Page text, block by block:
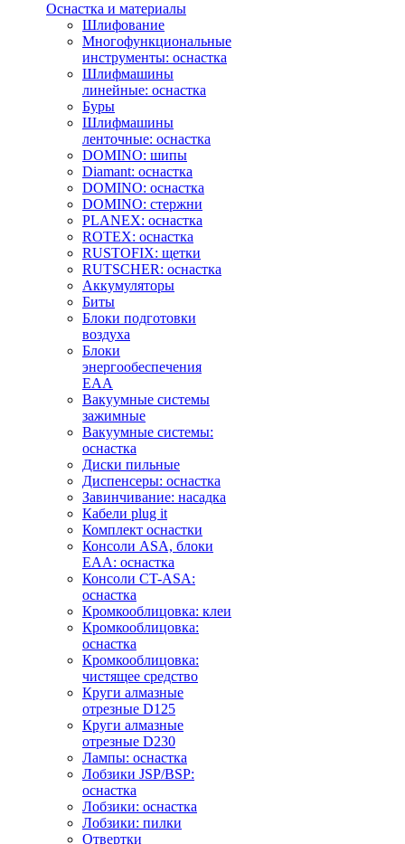
Оснастка и материалы
Шлифование
Многофункциональные
инструменты: оснастка
Шлифмашины
линейные: оснастка
Буры
Шлифмашины
ленточные: оснастка
DOMINO: шипы
Diamant: оснастка
DOMINO: оснастка
DOMINO: стержни
PLANEX: оснастка
ROTEX: оснастка
RUSTOFIX: щетки
RUTSCHER: оснастка
Аккумуляторы
Биты
Блоки подготовки
воздуха
Блоки
энергообеспечения
EAA
Вакуумные системы
зажимные
Вакуумные системы:
оснастка
Диски пильные
Диспенсеры: оснастка
Завинчивание: насадка
Кабели plug it
Комплект оснастки
Консоли ASA, блоки
EAA: оснастка
Консоли CT-ASA:
оснастка
Кромкооблицовка: клеи
Кромкооблицовка:
оснастка
Кромкооблицовка:
чистящее средство
Круги алмазные
отрезные D125
Круги алмазные
отрезные D230
Лампы: оснастка
Лобзики JSP/BSP:
оснастка
Лобзики: оснастка
Лобзики: пилки
Отвертки